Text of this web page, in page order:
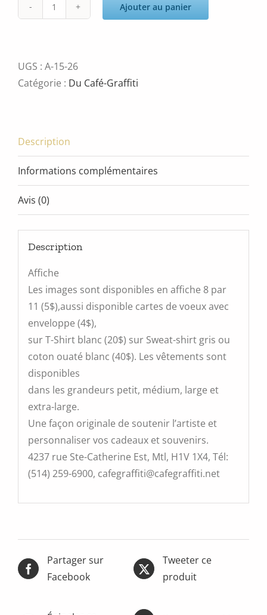
quantité
Ajouter au panier
UGS : A-15-26
Catégorie : Du Café-Graffiti
Description
Informations complémentaires
Avis (0)
Description
Affiche
Les images sont disponibles en affiche 8 par
11 (5$),aussi disponible cartes de voeux avec
enveloppe (4$),
sur T-Shirt blanc (20$) sur Sweat-shirt gris ou
coton ouaté blanc (40$). Les vêtements sont
disponibles
dans les grandeurs petit, médium, large et
extra-large.
Une façon originale de soutenir l’artiste et
personnaliser vos cadeaux et souvenirs.
4237 rue Ste-Catherine Est, Mtl, H1V 1X4, Tél:
(514) 259-6900, cafegraffiti@cafegraffiti.net
Partager sur
Facebook
Tweeter ce
produit